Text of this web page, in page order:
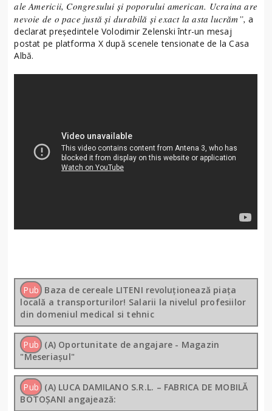
ale Americii, Congresului și poporului american. Ucraina are
nevoie de o pace justă și durabilă și exact la asta lucrăm”, a
declarat președintele Volodimir Zelenski într-un mesaj
postat pe platforma X după scenele tensionate de la Casa
Albă.
Pub Baza de cereale LITENI revoluționează piața
locală a transporturilor! Salarii la nivelul profesiilor
din domeniul medical si tehnic
Pub (A) Oportunitate de angajare - Magazin
"Meseriașul"
Pub (A) LUCA DAMILANO S.R.L. – FABRICA DE MOBILĂ
BOTOȘANI angajează: